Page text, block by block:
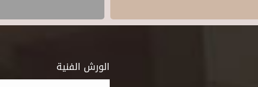
الورش الفنية